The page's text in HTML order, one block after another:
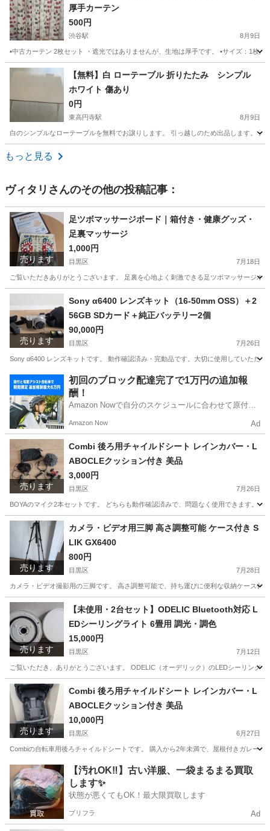
厚手カーテン
500円
渋谷駅 8月9日
▪️中古カーテン 2枚セット ・遮光ではありませんが、生地は厚手です。 ▪️サイズ：1枚
東京 渋谷区 渋谷駅 カーテン、ブラインド カーテン
【無料】白 ローテーブル 折りたたみ シンプル
ホワイト 傷あり
0円
東高円寺駅 8月9日
白のシンプルなローテーブルを無料でお譲りします。 引っ越しのため出品します。
東京 杉並区
もっと見る
ヴィタリ さんのその他の投稿記事：
売ります
足ツボマッサージボード｜箱付き・健康グッズ・
足裏マッサージ
1,000円
目黒区 7月18日
ご覧いただきありがとうございます。 足裏を心地よく刺激できる足ツボマッサージ
東京 目黒区
売ります
Sony α6400 レンズキット（16-50mm OSS）＋2
56GB SDカード＋純正バッテリー2個
90,000円
目黒区 7月26日
Sony α6400 レンズキットです。 動作確認済み・完動品です。大切に使用していたた
カメラ
初回のブロック配達完了で1万円の追加報
酬！
Amazon Nowで自分のスケジュールに合わせて原付や
う！
Amazon Now Ad
売ります
Combi 後ろ用チャイルドシート レインカバー・L
ABOCLEクッション付き 美品
3,000円
目黒区 7月26日
BOYAのマイク2本セットです。 どちらも動作確認済みで、問題なく使用できます。
東京 目黒区 カメラ マイク
売ります
カメラ・ビデオ用三脚 高さ調整可能 ケース付き S
LIK GX6400
800円
目黒区 7月28日
カメラ・ビデオ撮影用の三脚です。 高さ調整可能で、持ち運びに便利な収納ケース
東京 目黒区 カメラ
売ります
【未使用・2台セット】ODELIC Bluetooth対応 L
EDシーリングライト 6畳用 調光・調色
15,000円
目黒区 7月12日
ご覧いただき、ありがとうございます。 ODELIC（オーデリック）のLEDシーリング
東京 目黒区 照明器具
売ります
Combi 後ろ用チャイルドシート レインカバー・L
ABOCLEクッション付き 美品
10,000円
目黒区 6月27日
Combiの自転車用後ろチャイルドシートです。 購入から2年未満で、屋根付きガレー
東京 目黒区 その他
【汚れOK‼️】古い洋服、一袋まるまる買取
します✨
状態が悪くてもOK！最大限買取します
プリフラ Ad